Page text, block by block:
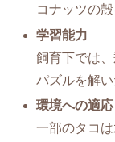
コナッツの
学習能力
飼育下では
パズルを解
環境への適応
一部のタコ